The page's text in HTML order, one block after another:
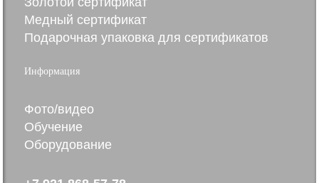
Медный сертификат
Подарочная упаковка для сертификатов
Информация
Фото/видео
Обучение
Оборудование